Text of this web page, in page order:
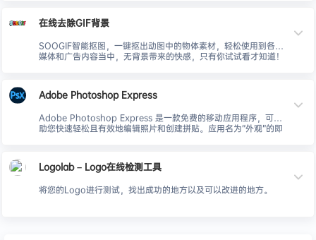
毛刺和重影。
在线去除GIF背景
SOOGIF智能抠图，一键抠出动图中的物体素材，轻松使用到各类
媒体和广告内容当中，无背景带来的快感，只有你试试看才知道！
Adobe Photoshop Express
Adobe Photoshop Express 是一款免费的移动应用程序，可帮
助您快速轻松且有效地编辑照片和创建拼贴。应用名为“外观”的即
Logolab – Logo在线检测工具
将您的Logo进行测试，找出成功的地方以及可以改进的地方。